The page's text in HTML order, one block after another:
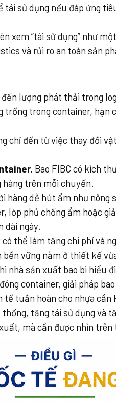
tái sử dụng nếu đáp ứng
xem “tái sử dụng” như
và rủi ro an toàn sản
lượng phát thải trong
trong container, hạn
chỉ đến từ việc thay đổi
Bao FIBC có kích
trên mỗi chuyến.
hàng dễ hút ẩm như nông
lớp phủ chống ẩm hoặc
dài ngày.
có thể làm tăng chi phí và
vững nằm ở thiết kế
nhà sản xuất bao bì hiểu
container, giải pháp
tế tuần hoàn cho nhựa
tăng tái sử dụng và
mà cần được nhìn trên